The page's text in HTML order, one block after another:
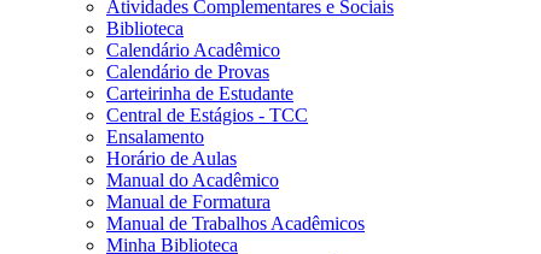
Atividades Complementares e Sociais
Biblioteca
Calendário Acadêmico
Calendário de Provas
Carteirinha de Estudante
Central de Estágios - TCC
Ensalamento
Horário de Aulas
Manual do Acadêmico
Manual de Formatura
Manual de Trabalhos Acadêmicos
Minha Biblioteca